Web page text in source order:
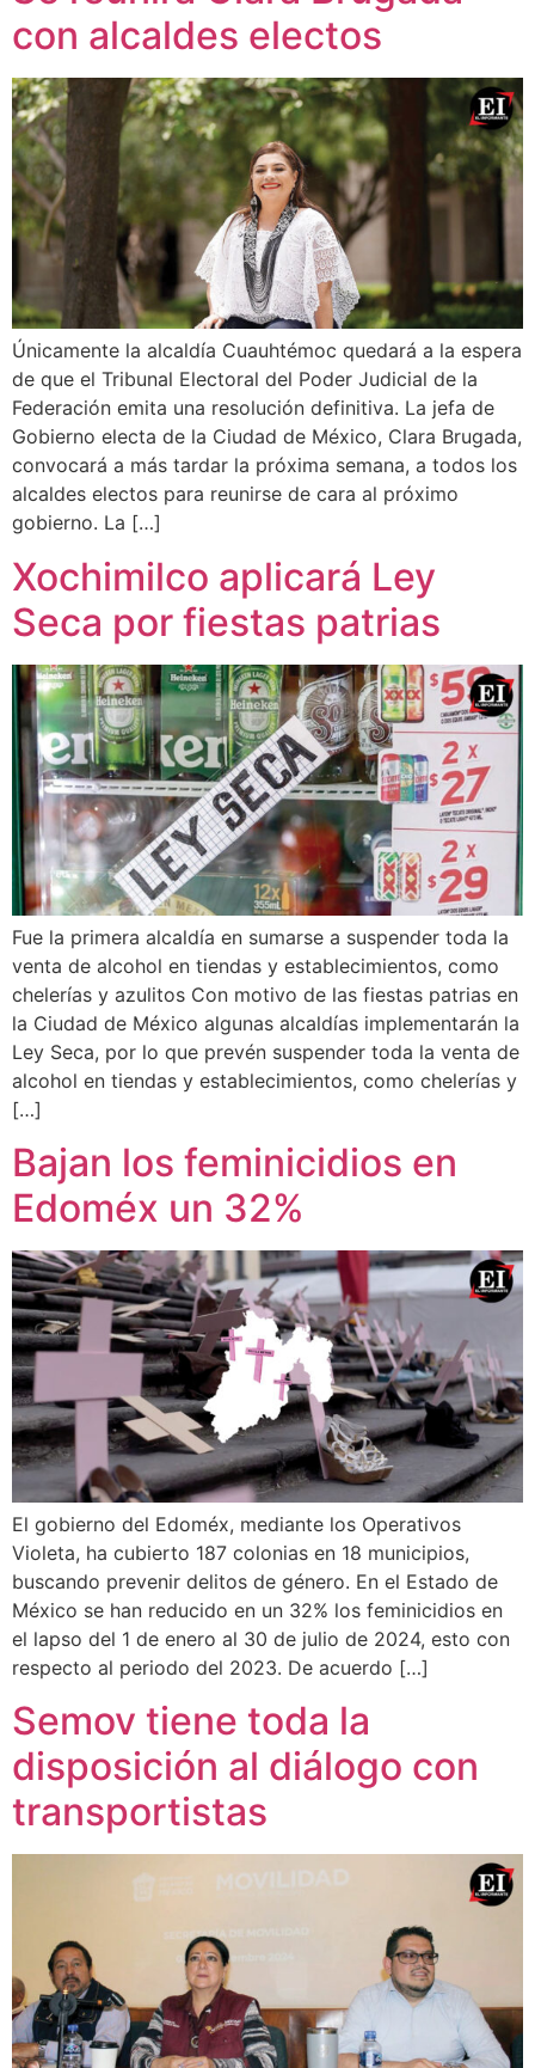
con alcaldes electos
Únicamente la alcaldía Cuauhtémoc quedará a la espera
de que el Tribunal Electoral del Poder Judicial de la
Federación emita una resolución definitiva. La jefa de
Gobierno electa de la Ciudad de México, Clara Brugada,
convocará a más tardar la próxima semana, a todos los
alcaldes electos para reunirse de cara al próximo
gobierno. La […]
Xochimilco aplicará Ley
Seca por fiestas patrias
Fue la primera alcaldía en sumarse a suspender toda la
venta de alcohol en tiendas y establecimientos, como
chelerías y azulitos Con motivo de las fiestas patrias en
la Ciudad de México algunas alcaldías implementarán la
Ley Seca, por lo que prevén suspender toda la venta de
alcohol en tiendas y establecimientos, como chelerías y
[…]
Bajan los feminicidios en
Edoméx un 32%
El gobierno del Edoméx, mediante los Operativos
Violeta, ha cubierto 187 colonias en 18 municipios,
buscando prevenir delitos de género. En el Estado de
México se han reducido en un 32% los feminicidios en
el lapso del 1 de enero al 30 de julio de 2024, esto con
respecto al periodo del 2023. De acuerdo […]
Semov tiene toda la
disposición al diálogo con
transportistas